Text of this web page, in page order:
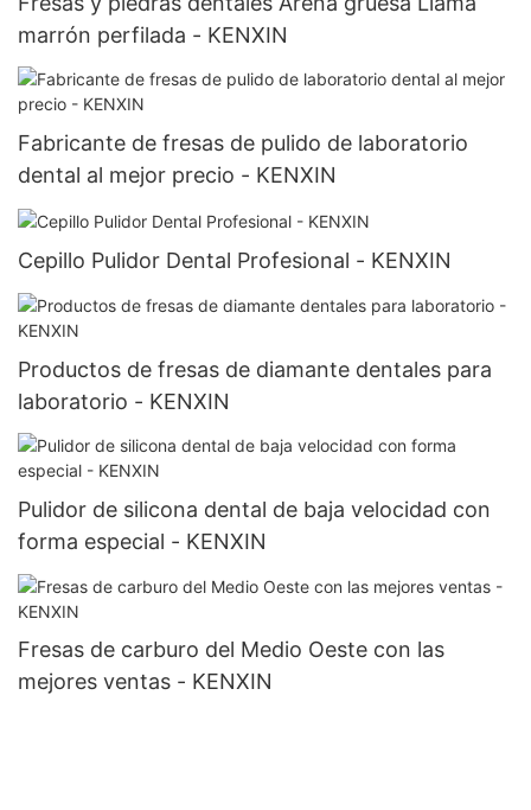
marrón perfilada - KENXIN
Fabricante de fresas de pulido de laboratorio
dental al mejor precio - KENXIN
Cepillo Pulidor Dental Profesional - KENXIN
Productos de fresas de diamante dentales para
laboratorio - KENXIN
Pulidor de silicona dental de baja velocidad con
forma especial - KENXIN
Fresas de carburo del Medio Oeste con las
mejores ventas - KENXIN